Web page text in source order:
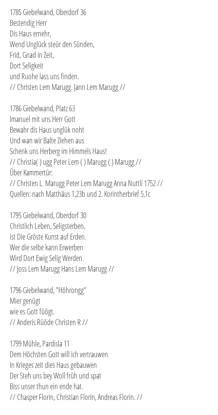
1785 Giebelwand, Oberdorf 36
Bestendig Herr
Dis Haus ernehr,
Wend Unglück steür den Sünden,
Frid, Gnad in Zeit,
Dort Seligkeit
und Ruohe lass uns finden.
// Christen Lem Marugg. Jann Lem Marugg //
1786 Giebelwand, Platz 63
Imanuel mit uns Herr Gott
Bewahr dis Haus unglük noht
Und wan wir Balte Ziehen aus
Schenk uns Herberg im Himmels Haus!
// Christia( ) ugg Peter Lem ( ) Marugg ( ) Marugg //
Über Kammertür:
// Christen L. Marugg Peter Lem Marugg Anna Nuttli 1752 //
Quellen: nach Matthäus 1,23b und 2. Korintherbrief 5,1c
1795 Giebelwand, Oberdorf 30
Christlich Leben, Seligsterben,
ist Die Gröste Kunst auf Erden.
Wer die selbe kann Erwerben
Wird Dort Ewig Selig Werden.
// Joss Lem Marugg Hans Lem Marugg //
1796 Giebelwand, "Höhrongg"
Mier genügt
wie es Gott füögt.
// Anderis Rüöde Christen R //
1799 Mühle, Pardisla 11
Dem Höchsten Gott will ich vertrauwen
In Krieges zeit dies Haus gebauwen
Der Steh uns bey Woll früh und spat
Biss unser thun ein ende hat.
// Chasper Florin, Christian Florin, Andreas Florin. //